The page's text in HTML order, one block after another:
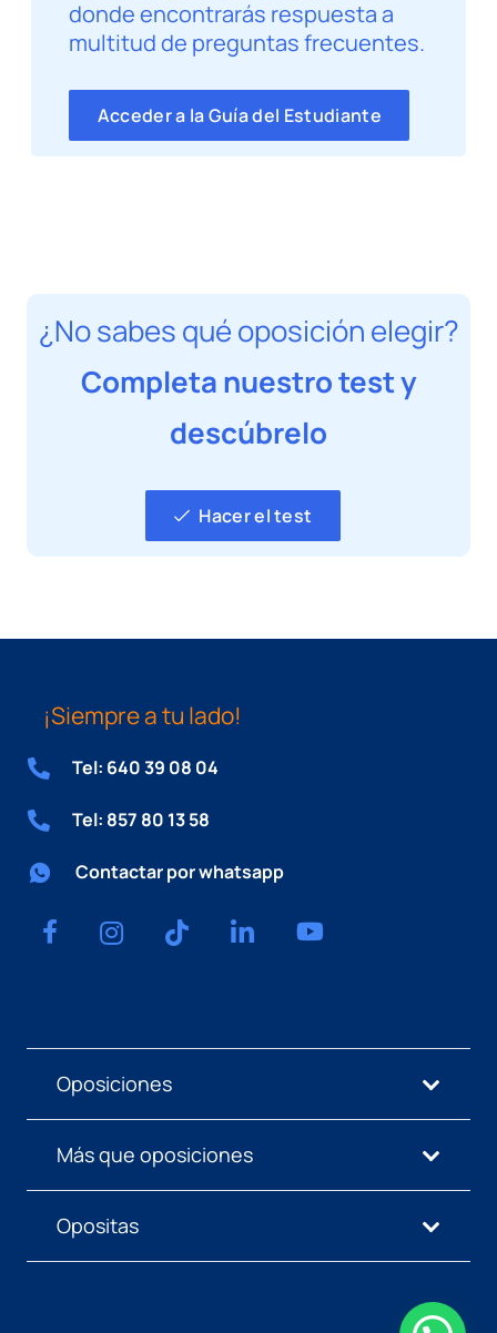
donde encontrarás respuesta a
multitud de preguntas frecuentes.
Acceder a la Guía del Estudiante
¿No sabes qué oposición elegir?
Completa nuestro test y
descúbrelo
Hacer el test
¡Siempre a tu lado!
Tel: 640 39 08 04
Tel: 857 80 13 58
Contactar por whatsapp
Oposiciones
Más que oposiciones
Opositas